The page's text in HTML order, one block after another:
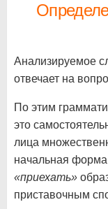
Анализируемое
отвечает на
По этим
это
лица
начальная
«приехать»
приставочным